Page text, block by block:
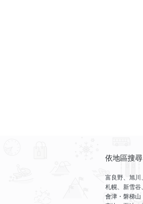
依地區搜尋
富良野、旭
札幌、新雪谷
會津・磐梯山